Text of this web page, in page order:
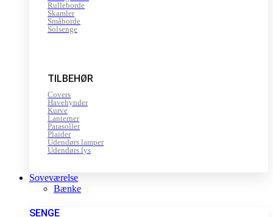
Rulleborde
Skamler
Småborde
Solsenge
TILBEHØR
Covers
Havehynder
Kurve
Lanterner
Parasoller
Plaider
Udendørs lamper
Udendørs lys
Soveværelse
Bænke
SENGE